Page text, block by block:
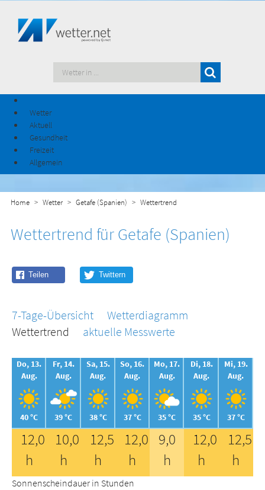
Wetter
Aktuell
Gesundheit
Freizeit
Allgemein
Home Wetter Getafe (Spanien) Wettertrend
Wettertrend für Getafe (Spanien)
7-Tage-Übersicht
Wetterdiagramm
Wettertrend
aktuelle Messwerte
Do, 13.
Aug.
40 °C
Fr, 14.
Aug.
39 °C
Sa, 15.
Aug.
38 °C
So, 16.
Aug.
37 °C
Mo, 17.
Aug.
35 °C
Di, 18.
Aug.
35 °C
Mi, 19.
Aug.
37 °C
12,0
h
10,0
h
12,5
h
12,0
h
9,0
h
12,0
h
12,5
h
Sonnenscheindauer in Stunden